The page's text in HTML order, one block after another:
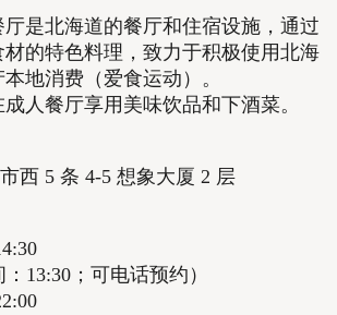
是北海道的餐厅和住宿设施，通过
的特色料理，致力于积极使用北海
地消费（爱食运动）。
人餐厅享用美味饮品和下酒菜。
西 5 条 4-5 想象大厦 2 层
13:30；可电话预约）